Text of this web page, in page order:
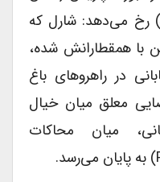
رخ می‌دهد: شارل که
با همقطارانش شده،
در راهروهای باغ
معلق میان خیال
میان محاکات